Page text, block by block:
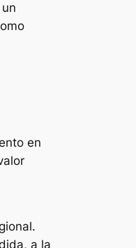
en
a la